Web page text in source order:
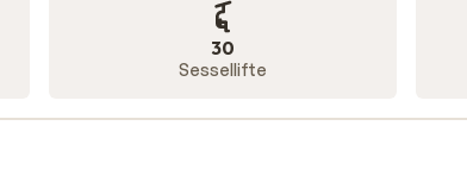
30
Sessellifte